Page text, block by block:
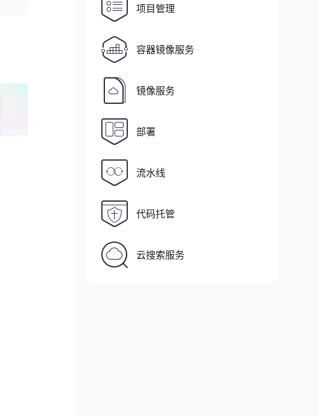
项目管理
容器镜像服务
镜像服务
部署
流水线
代码托管
云搜索服务